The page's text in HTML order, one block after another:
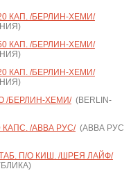
КАП. /БЕРЛИН-ХЕМИ/
КАП. /БЕРЛИН-ХЕМИ/
КАП. /БЕРЛИН-ХЕМИ/
/БЕРЛИН-ХЕМИ/(BERLIN-
/АВВА РУС/(АВВА РУС
П/О КИШ. /ШРЕЯ ЛАЙФ/